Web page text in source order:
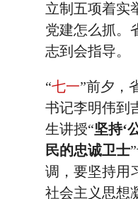
立制五项着实
党建怎么抓。
志到会指导。
“七一”前夕，
书记李明伟到
生讲授“坚持‘
民的忠诚卫士
调，要坚持用
社会主义思想